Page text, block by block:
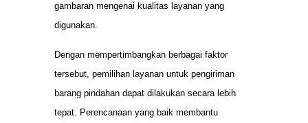
gambaran mengenai kualitas layanan yang
digunakan.
Dengan mempertimbangkan berbagai faktor
tersebut, pemilihan layanan untuk pengiriman
barang pindahan dapat dilakukan secara lebih
tepat. Perencanaan yang baik membantu